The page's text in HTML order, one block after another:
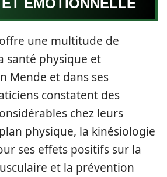
ÉMOTIONNELLE
une multitude de
santé physique et
Mende et dans ses
constatent des
chez leurs
physique, la kinésiologie
ses effets positifs sur la
et la prévention